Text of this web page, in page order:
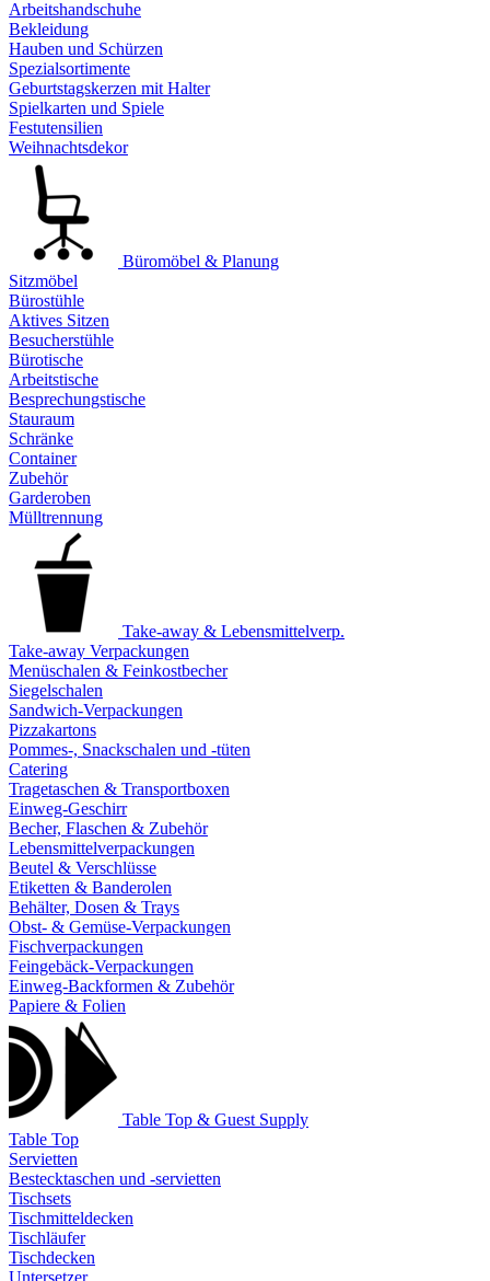
Arbeitshandschuhe
Bekleidung
Hauben und Schürzen
Spezialsortimente
Geburtstagskerzen mit Halter
Spielkarten und Spiele
Festutensilien
Weihnachtsdekor
Büromöbel & Planung
Sitzmöbel
Bürostühle
Aktives Sitzen
Besucherstühle
Bürotische
Arbeitstische
Besprechungstische
Stauraum
Schränke
Container
Zubehör
Garderoben
Mülltrennung
Take-away & Lebensmittelverp.
Take-away Verpackungen
Menüschalen & Feinkostbecher
Siegelschalen
Sandwich-Verpackungen
Pizzakartons
Pommes-, Snackschalen und -tüten
Catering
Tragetaschen & Transportboxen
Einweg-Geschirr
Becher, Flaschen & Zubehör
Lebensmittelverpackungen
Beutel & Verschlüsse
Etiketten & Banderolen
Behälter, Dosen & Trays
Obst- & Gemüse-Verpackungen
Fischverpackungen
Feingebäck-Verpackungen
Einweg-Backformen & Zubehör
Papiere & Folien
Table Top & Guest Supply
Table Top
Servietten
Bestecktaschen und -servietten
Tischsets
Tischmitteldecken
Tischläufer
Tischdecken